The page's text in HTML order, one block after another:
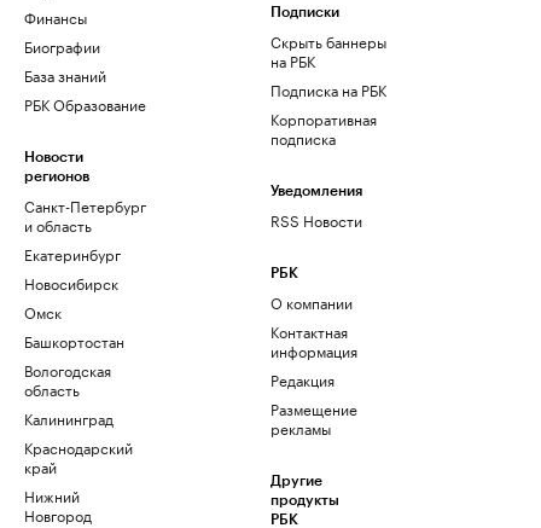
Финансы
Биографии
База знаний
РБК Образование
Новости
регионов
Санкт-Петербург
и область
Екатеринбург
Новосибирск
Омск
Башкортостан
Вологодская
область
Калининград
Краснодарский
край
Нижний
Новгород
Подписки
Скрыть баннеры
на РБК
Подписка на РБК
Корпоративная
подписка
Уведомления
RSS Новости
РБК
О компании
Контактная
информация
Редакция
Размещение
рекламы
Другие
продукты
РБК